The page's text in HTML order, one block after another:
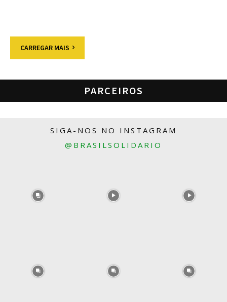
CARREGAR MAIS
PARCEIROS
SIGA-NOS NO INSTAGRAM
@BRASILSOLIDARIO